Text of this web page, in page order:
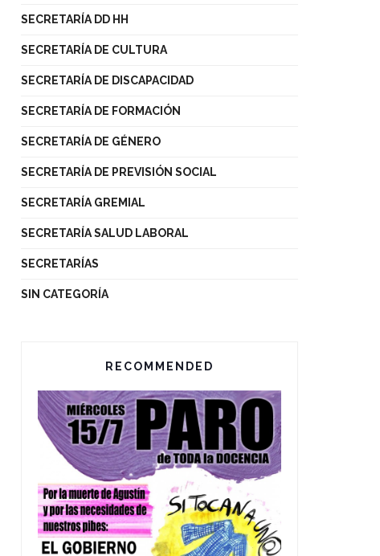
SECRETARÍA DD HH
SECRETARÍA DE CULTURA
SECRETARÍA DE DISCAPACIDAD
SECRETARÍA DE FORMACIÓN
SECRETARÍA DE GÉNERO
SECRETARÍA DE PREVISIÓN SOCIAL
SECRETARÍA GREMIAL
SECRETARÍA SALUD LABORAL
SECRETARÍAS
SIN CATEGORÍA
RECOMMENDED